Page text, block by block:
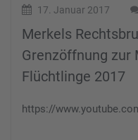
17. Januar 2017
Merkels
Grenzöffnung zur
Flüchtlinge 2017
https://